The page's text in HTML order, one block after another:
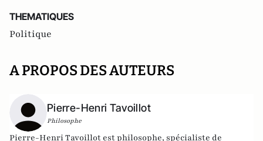
THEMATIQUES
Politique
A PROPOS DES AUTEURS
Pierre-Henri Tavoillot
Philosophe
Pierre-Henri Tavoillot est philosophe, spécialiste de